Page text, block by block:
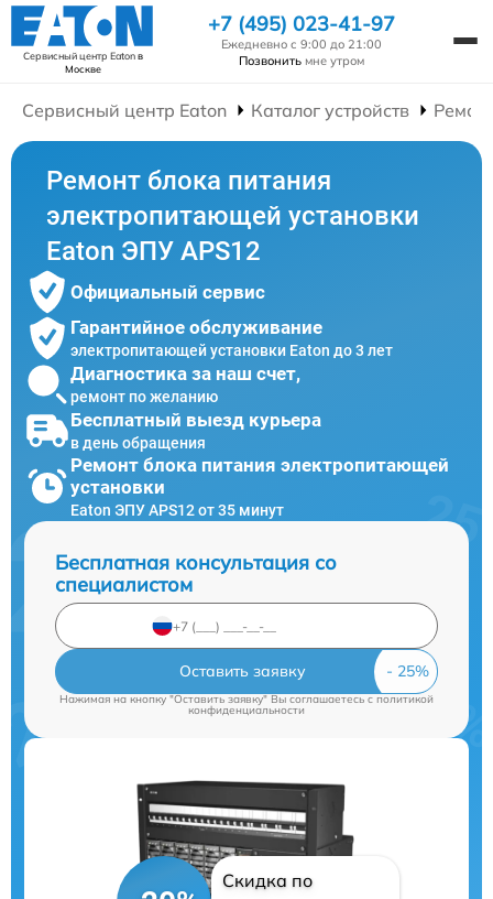
Сервисный центр Eatonв
Москве
+7 (495) 023-41-97
Ежедневно с 9:00 до 21:00
Позвонить мне утром
Сервисный центр Eaton Каталог устройств
Ремонт блока питания
электропитающей установки
Eaton ЭПУ APS12
Официальный сервис
Гарантийное обслуживание
электропитающей установки Eaton до 3 лет
Диагностика за наш счет,
ремонт по желанию
Бесплатный выезд курьера
в день обращения
Ремонт блока питания электропитающей
установки
Eaton ЭПУ APS12 от 35 минут
Бесплатная консультация со
специалистом
Оставить заявку
Нажимая на кнопку "Оставить заявку" Вы соглашаетесь cполитикой
конфиденциальности
Скидка по